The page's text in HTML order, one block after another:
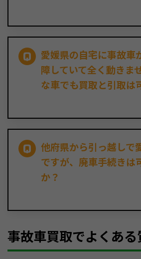
愛媛県の自宅に事故車
障していて全く動きま
な車でも買取と引取は
他府県から引っ越しで
ですが、廃車手続きは
か？
事故車買取でよくある